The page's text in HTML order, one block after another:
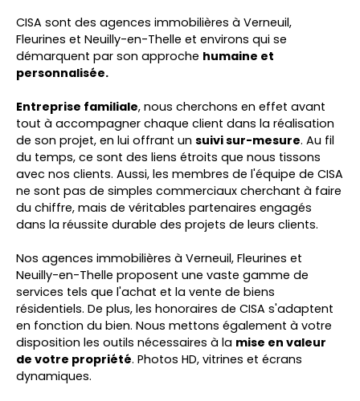
CISA sont des agences immobilières à Verneuil,
Fleurines et Neuilly-en-Thelle et environs qui se
démarquent par son approche humaine et
personnalisée.
Entreprise familiale, nous cherchons en effet avant
tout à accompagner chaque client dans la réalisation
de son projet, en lui offrant un suivi sur-mesure. Au fil
du temps, ce sont des liens étroits que nous tissons
avec nos clients. Aussi, les membres de l'équipe de CISA
ne sont pas de simples commerciaux cherchant à faire
du chiffre, mais de véritables partenaires engagés
dans la réussite durable des projets de leurs clients.
Nos agences immobilières à Verneuil, Fleurines et
Neuilly-en-Thelle proposent une vaste gamme de
services tels que l'achat et la vente de biens
résidentiels. De plus, les honoraires de CISA s'adaptent
en fonction du bien. Nous mettons également à votre
disposition les outils nécessaires à la mise en valeur
de votre propriété. Photos HD, vitrines et écrans
dynamiques.